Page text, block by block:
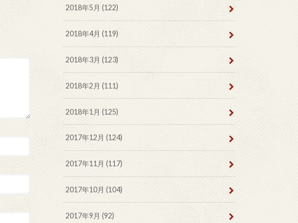
2018年5月 (122)
2018年4月 (119)
2018年3月 (123)
2018年2月 (111)
2018年1月 (125)
2017年12月 (124)
2017年11月 (117)
2017年10月 (104)
2017年9月 (92)